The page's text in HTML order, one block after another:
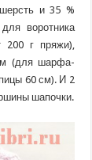
и 35 %
воротника
200 г пряжи),
(для шарфа-
60 см). И 2
шапочки.